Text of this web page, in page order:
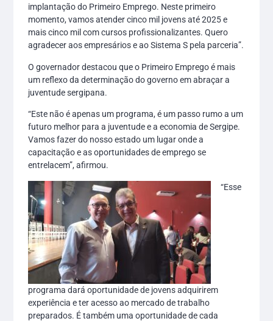
implantação do Primeiro Emprego. Neste primeiro
momento, vamos atender cinco mil jovens até 2025 e
mais cinco mil com cursos profissionalizantes. Quero
agradecer aos empresários e ao Sistema S pela parceria”.
O governador destacou que o Primeiro Emprego é mais
um reflexo da determinação do governo em abraçar a
juventude sergipana.
“Este não é apenas um programa, é um passo rumo a um
futuro melhor para a juventude e a economia de Sergipe.
Vamos fazer do nosso estado um lugar onde a
capacitação e as oportunidades de emprego se
entrelacem”, afirmou.
“Esse
programa dará oportunidade de jovens adquirirem
experiência e ter acesso ao mercado de trabalho
preparados. É também uma oportunidade de cada